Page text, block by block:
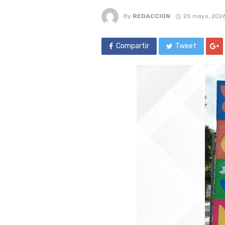
By REDACCION 25 mayo,
Compartir Tweet